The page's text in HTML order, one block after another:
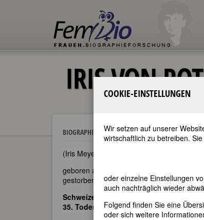
IRIS VON
BIOGRAPHIEN Iris von Roten
(Iris Meyer [Geburtsname]; Dr. jur. Iris von
geboren am 2. April 1917 in Basel
gestorben am 11. September 1990 in Basel
Schweizer Juristin, Journalistin und
35. Todestag am 11. September 2025
COOKIE-EINSTELLUNGEN
Wir setzen auf unserer
wirtschaftlich zu betreiben.
oder einzelne Einstellungen
auch nachträglich wieder
Folgend finden Sie eine
oder sich weitere